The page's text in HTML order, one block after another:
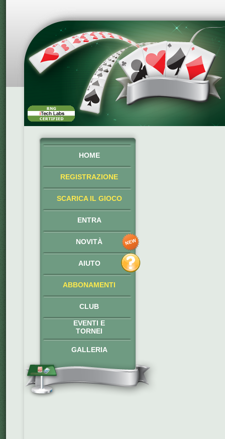
HOME
REGISTRAZIONE
SCARICA IL GIOCO
ENTRA
NOVITÀ
AIUTO
ABBONAMENTI
CLUB
EVENTI E
TORNEI
GALLERIA